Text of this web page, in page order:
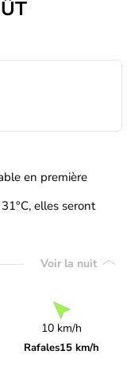
en première
elles seront
Voir la nuit
10 km/h
Rafales15 km/h